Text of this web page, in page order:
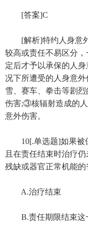
[答案]C
[解析]特约人身意外
较高或责任不易区分
定后才予以承保的人
况下所遭受的人身意
雪、赛车、拳击等剧
伤害;③核辐射造成的
意外伤害。
10[.单选题]如果被保
且在责任结束时治疗
残缺或器官正常机能的
A.治疗结束
B.责任期限结束这